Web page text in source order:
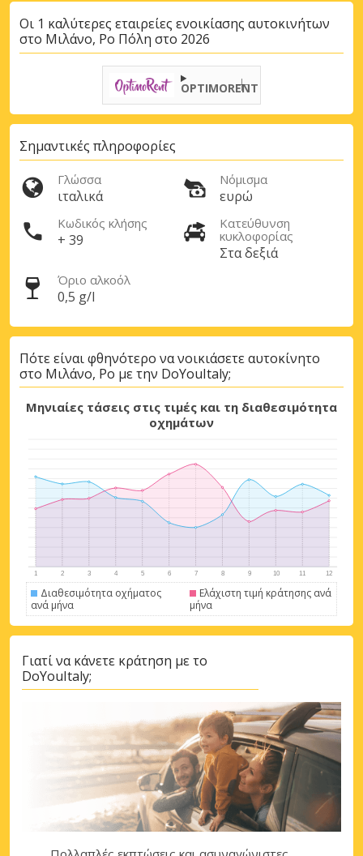
Οι 1 καλύτερες εταιρείες ενοικίασης αυτοκινήτων
στο Μιλάνο, Ρο Πόλη στο 2026
OPTIMORENT
Σημαντικές πληροφορίες
Γλώσσα
ιταλικά
Νόμισμα
ευρώ
Κωδικός κλήσης
+ 39
Κατεύθυνση
κυκλοφορίας
Στα δεξιά
Όριο αλκοόλ
0,5 g/l
Πότε είναι φθηνότερο να νοικιάσετε αυτοκίνητο
στο Μιλάνο, Ρο με την DoYouItaly;
Μηνιαίες τάσεις στις τιμές και τη διαθεσιμότητα
οχημάτων
Διαθεσιμότητα οχήματος
ανά μήνα
Ελάχιστη τιμή κράτησης ανά
μήνα
Γιατί να κάνετε κράτηση με το
DoYouItaly;
Αποκτήστε πρόσβαση σε αποκλειστικές
Σύνδεση με eLink